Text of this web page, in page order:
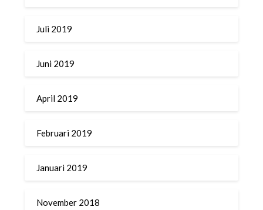
Juli 2019
Juni 2019
April 2019
Februari 2019
Januari 2019
November 2018